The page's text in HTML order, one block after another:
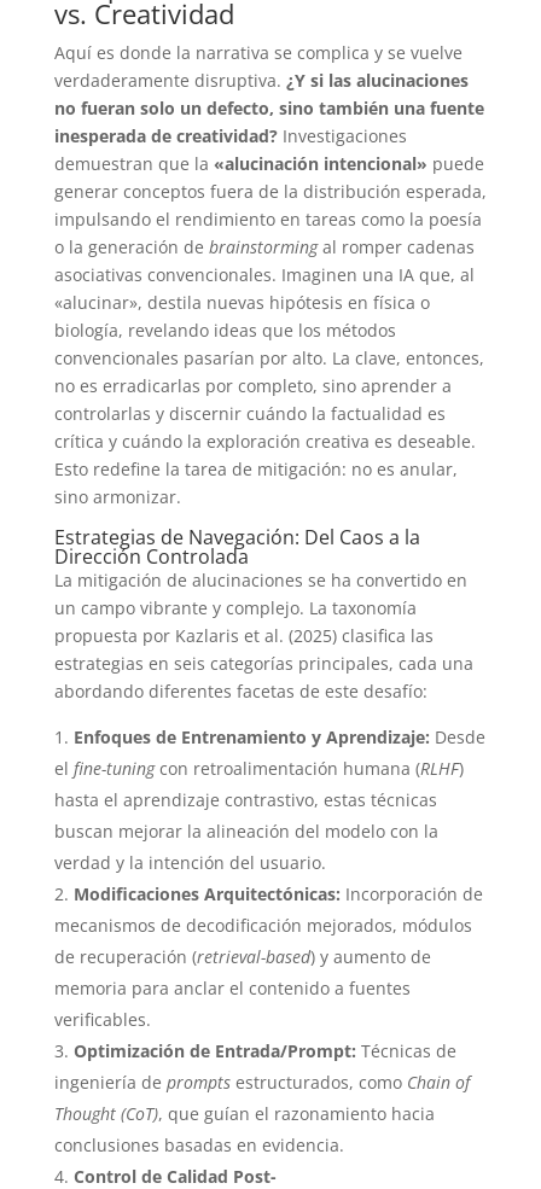
vs. Creatividad
Aquí es donde la narrativa se complica y se vuelve
verdaderamente disruptiva. ¿Y si las alucinaciones
no fueran solo un defecto, sino también una fuente
inesperada de creatividad?Investigaciones
demuestran que la «alucinación intencional» puede
generar conceptos fuera de la distribución esperada,
impulsando el rendimiento en tareas como la poesía
o la generación de brainstormingal romper cadenas
asociativas convencionales. Imaginen una IA que, al
«alucinar», destila nuevas hipótesis en física o
biología, revelando ideas que los métodos
convencionales pasarían por alto. La clave, entonces,
no es erradicarlas por completo, sino aprender a
controlarlas y discernir cuándo la factualidad es
crítica y cuándo la exploración creativa es deseable.
Esto redefine la tarea de mitigación: no es anular,
sino armonizar.
Estrategias de Navegación: Del Caos a la
Dirección Controlada
La mitigación de alucinaciones se ha convertido en
un campo vibrante y complejo. La taxonomía
propuesta por Kazlaris et al. (2025) clasifica las
estrategias en seis categorías principales, cada una
abordando diferentes facetas de este desafío:
Enfoques de Entrenamiento y Aprendizaje: Desde
el fine-tuningcon retroalimentación humana (RLHF)
hasta el aprendizaje contrastivo, estas técnicas
buscan mejorar la alineación del modelo con la
verdad y la intención del usuario.
Modificaciones Arquitectónicas: Incorporación de
mecanismos de decodificación mejorados, módulos
de recuperación (retrieval-based) y aumento de
memoria para anclar el contenido a fuentes
verificables.
Optimización de Entrada/Prompt: Técnicas de
ingeniería de promptsestructurados, como Chain of
Thought (CoT), que guían el razonamiento hacia
conclusiones basadas en evidencia.
Control de Calidad Post-